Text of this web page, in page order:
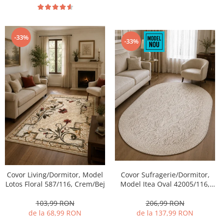
-33%
Covor Living/Dormitor, Model
Lotos Floral 587/116, Crem/Bej
103,99 RON
de la 68,99 RON
-33%
Covor Sufragerie/Dormitor,
Model Itea Oval 42005/116,
206,99 RON
de la 137,99 RON